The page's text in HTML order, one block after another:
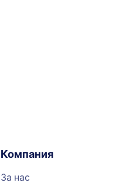
Компания
За нас